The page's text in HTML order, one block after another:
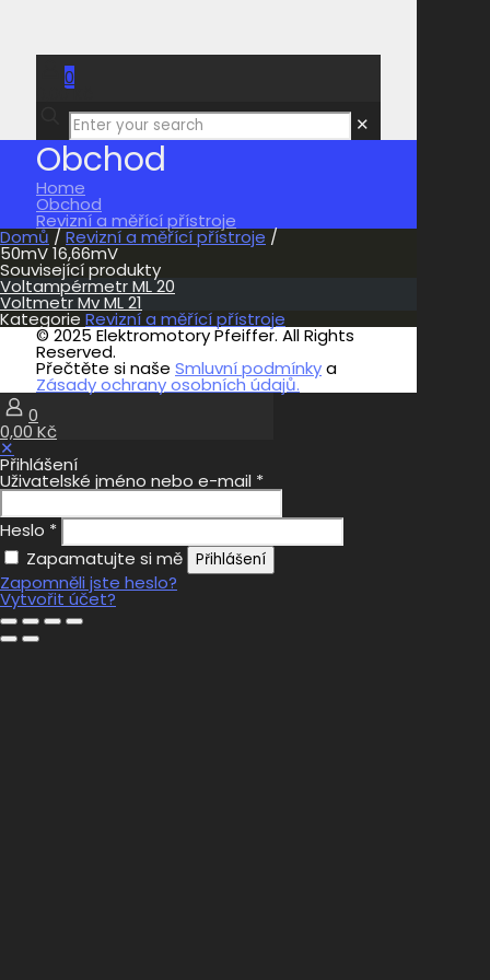
0
0,00 Kč
✕
Obchod
Home
Obchod
Revizní a měřící přístroje
Domů / Revizní a měřící přístroje /
50mV 16,66mV
Související produkty
Voltampérmetr ML 20
Voltmetr Mv ML 21
Kategorie Revizní a měřící přístroje
© 2025 Elektromotory Pfeiffer. All Rights
Reserved.
Přečtěte si naše Smluvní podmínkya
Zásady ochrany osobních údajů.
0
0,00 Kč
✕
Přihlášení
Uživatelské jméno nebo e-mail *
Heslo *
Zapamatujte si mě
Přihlášení
Zapomněli jste heslo?
Vytvořit účet?